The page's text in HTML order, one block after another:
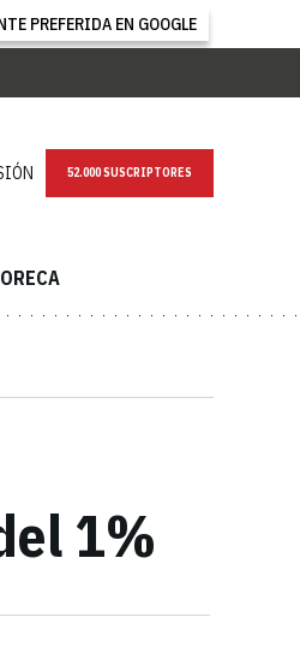
PREFERIDA EN GOOGLE
NEWSLETTER
1%